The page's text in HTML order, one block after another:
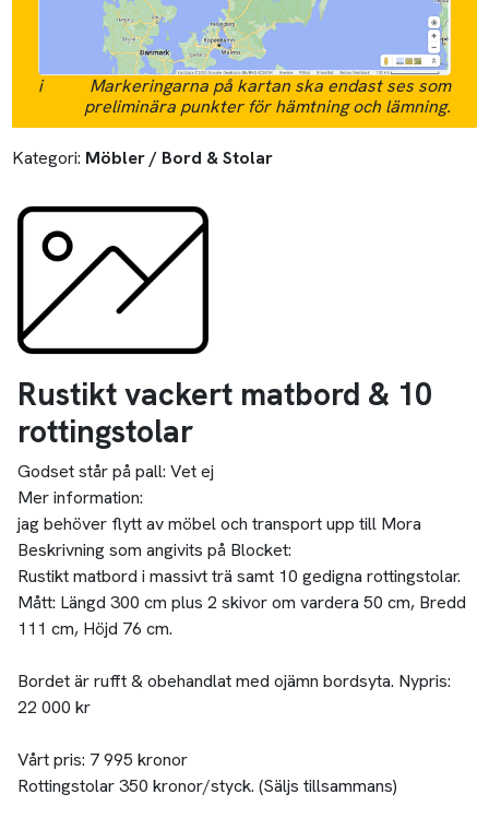
i
Markeringarna på kartan ska endast ses som
preliminära punkter för hämtning och lämning.
Kategori: Möbler / Bord & Stolar
Rustikt vackert matbord & 10
rottingstolar
Godset står på pall: Vet ej
Mer information:
jag behöver flytt av möbel och transport upp till Mora
Beskrivning som angivits på Blocket:
Rustikt matbord i massivt trä samt 10 gedigna rottingstolar.
Mått: Längd 300 cm plus 2 skivor om vardera 50 cm, Bredd
111 cm, Höjd 76 cm.
Bordet är rufft & obehandlat med ojämn bordsyta. Nypris:
22 000 kr
Vårt pris: 7 995 kronor
Rottingstolar 350 kronor/styck. (Säljs tillsammans)